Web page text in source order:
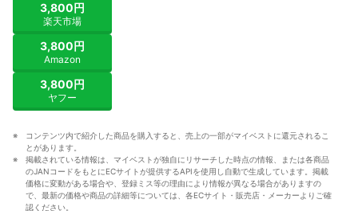
3,800円
楽天市場
3,800円
Amazon
3,800円
ヤフー
コンテンツ内で紹介した商品を購入すると、売上の一部がマイベストに還元されるこ
とがあります。
掲載されている情報は、マイベストが独自にリサーチした時点の情報、または各商品
のJANコードをもとにECサイトが提供するAPIを使用し自動で生成しています。掲載
価格に変動がある場合や、登録ミス等の理由により情報が異なる場合がありますの
で、最新の価格や商品の詳細等については、各ECサイト・販売店・メーカーよりご確
認ください。